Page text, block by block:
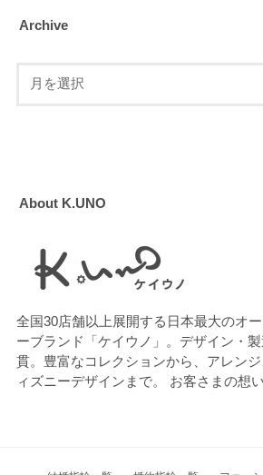
Archive
About K.UNO
全国30店舗以上展開する日本最大のオ
ーブランド「ケイウノ」。デザイン・
貫。豊富なコレクションから、アレン
ィズニーデザインまで。 お客さまの想